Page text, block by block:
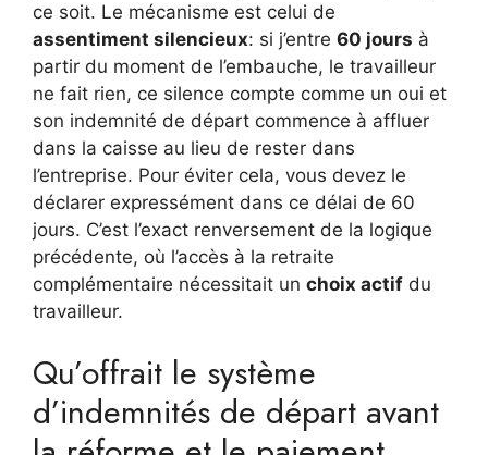
ce soit. Le mécanisme est celui de
assentiment silencieux: si j’entre 60 jours à
partir du moment de l’embauche, le travailleur
ne fait rien, ce silence compte comme un oui et
son indemnité de départ commence à affluer
dans la caisse au lieu de rester dans
l’entreprise. Pour éviter cela, vous devez le
déclarer expressément dans ce délai de 60
jours. C’est l’exact renversement de la logique
précédente, où l’accès à la retraite
complémentaire nécessitait un choix actif du
travailleur.
Qu’offrait le système
d’indemnités de départ avant